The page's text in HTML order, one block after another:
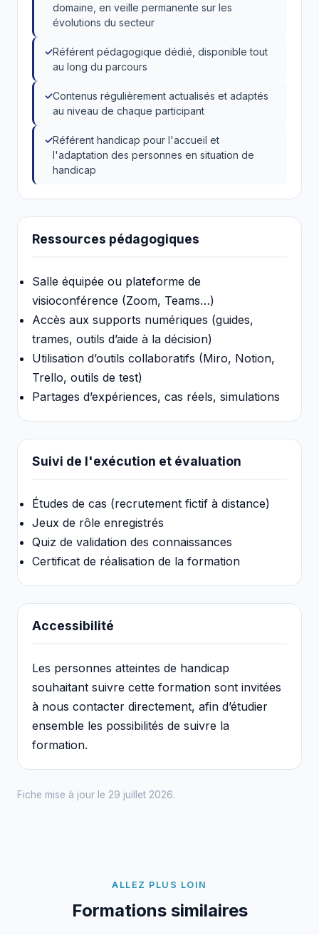
domaine, en veille permanente sur les
évolutions du secteur
Référent pédagogique dédié, disponible tout
au long du parcours
Contenus régulièrement actualisés et adaptés
au niveau de chaque participant
Référent handicap pour l'accueil et
l'adaptation des personnes en situation de
handicap
Ressources pédagogiques
Salle équipée ou plateforme de
visioconférence (Zoom, Teams…)
Accès aux supports numériques (guides,
trames, outils d’aide à la décision)
Utilisation d’outils collaboratifs (Miro, Notion,
Trello, outils de test)
Partages d’expériences, cas réels, simulations
Suivi de l'exécution et évaluation
Études de cas (recrutement fictif à distance)
Jeux de rôle enregistrés
Quiz de validation des connaissances
Certificat de réalisation de la formation
Accessibilité
Les personnes atteintes de handicap
souhaitant suivre cette formation sont invitées
à nous contacter directement, afin d’étudier
ensemble les possibilités de suivre la
formation.
Fiche mise à jour le 29 juillet 2026.
ALLEZ PLUS LOIN
Formations similaires